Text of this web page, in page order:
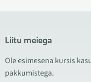
Liitu meiega
Ole esimesena kursis
pakkumistega.